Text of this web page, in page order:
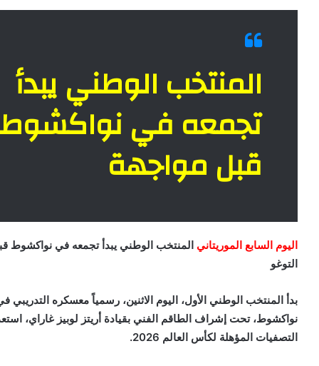
المنتخب الوطني يبدأ
تجمعه في نواكشوط
قبل مواجهة
اليوم السابع الموريتاني المنتخب الوطني يبدأ تجمعه في نواكشوط
التوغو
بدأ المنتخب الوطني الأول، اليوم الاثنين، رسمياً معسكره التدريبي
نواكشوط، تحت إشراف الطاقم الفني بقيادة أريتز لوبيز غاراي،
التصفيات المؤهلة لكأس العالم 2026.